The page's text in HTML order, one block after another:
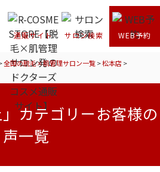
通販サイト サロン検索 WEB予約
全国の脱毛×肌管理サロン一覧>松本店>
カテゴリーお客様の
声一覧